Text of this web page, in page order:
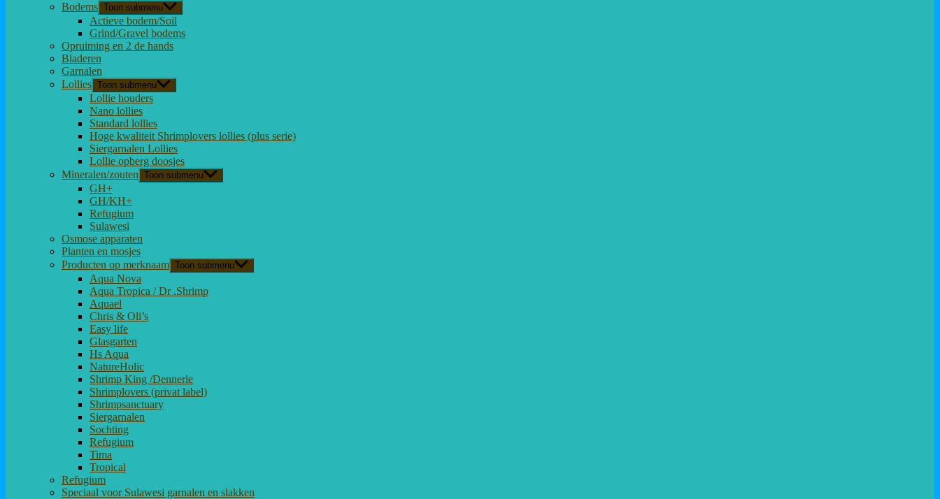
Bodems Toon submenu
Actieve bodem/Soil
Grind/Gravel bodems
Opruiming en 2 de hands
Bladeren
Garnalen
Lollies Toon submenu
Lollie houders
Nano lollies
Standard lollies
Hoge kwaliteit Shrimplovers lollies (plus serie)
Siergarnalen Lollies
Lollie opberg doosjes
Mineralen/zouten Toon submenu
GH+
GH/KH+
Refugium
Sulawesi
Osmose apparaten
Planten en mosjes
Producten op merknaam Toon submenu
Aqua Nova
Aqua Tropica / Dr .Shrimp
Aquael
Chris & Oli’s
Easy life
Glasgarten
Hs Aqua
NatureHolic
Shrimp King /Dennerle
Shrimplovers (privat label)
Shrimpsanctuary
Siergarnalen
Sochting
Refugium
Tima
Tropical
Refugium
Speciaal voor Sulawesi garnalen en slakken